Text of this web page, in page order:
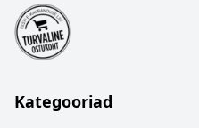
Kategooriad